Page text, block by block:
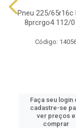
Pneu 225/65r16c
8prcrgo4 112/0
Código:
Faça seu login
cadastre-se
ver preços e
comprar